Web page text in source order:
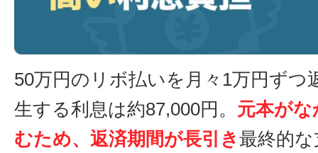
50万円のリボ払いを月々1万円ずつ
生する利息は約87,000円。 元本が
むため、返済期間が長引き最終的